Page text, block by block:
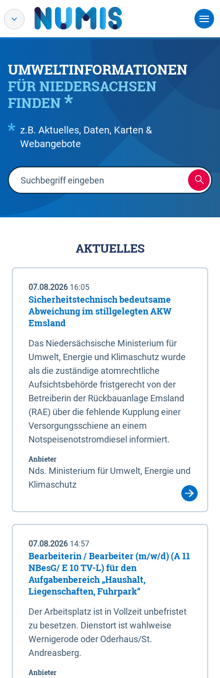
UMWELTINFORMATIONEN
FÜR NIEDERSACHSEN
FINDEN
z.B. Aktuelles, Daten, Karten &
Webangebote
AKTUELLES
07.08.2026 16:05
Sicherheitstechnisch bedeutsame
Abweichung im stillgelegten AKW
Emsland
Das Niedersächsische Ministerium für
Umwelt, Energie und Klimaschutz wurde
als die zuständige atomrechtliche
Aufsichtsbehörde fristgerecht von der
Betreiberin der Rückbauanlage Emsland
(RAE) über die fehlende Kupplung einer
Versorgungsschiene an einem
Notspeisenotstromdiesel informiert.
Anbieter
Nds. Ministerium für Umwelt, Energie und
Klimaschutz
07.08.2026 14:57
Bearbeiterin / Bearbeiter (m/w/d) (A 11
NBesG/ E 10 TV-L) für den
Aufgabenbereich „Haushalt,
Liegenschaften, Fuhrpark“
Der Arbeitsplatz ist in Vollzeit unbefristet
zu besetzen. Dienstort ist wahlweise
Wernigerode oder Oderhaus/St.
Andreasberg.
Anbieter